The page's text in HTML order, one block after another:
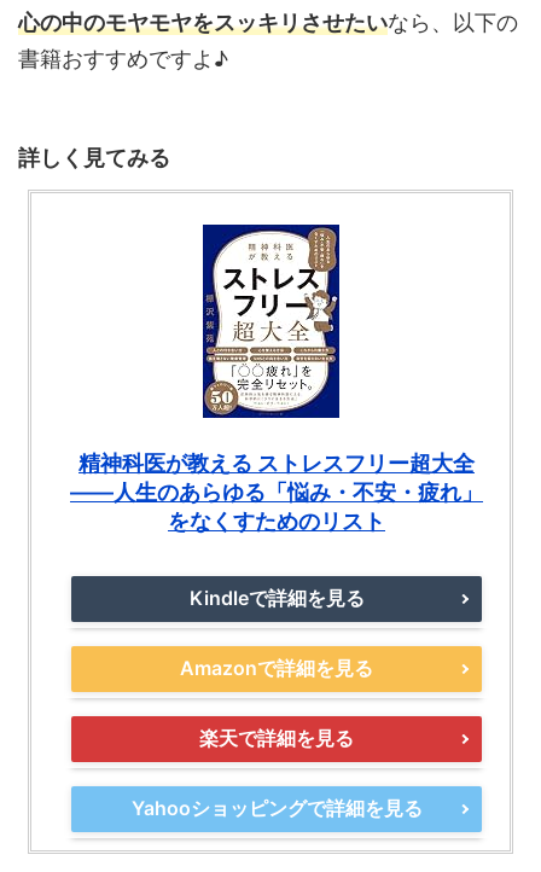
心の中のモヤモヤをスッキリさせたいなら、以下の
書籍おすすめですよ♪
詳しく見てみる
精神科医が教える ストレスフリー超大全
――人生のあらゆる「悩み・不安・疲れ」
をなくすためのリスト
Kindleで詳細を見る
Amazonで詳細を見る
楽天で詳細を見る
Yahooショッピングで詳細を見る